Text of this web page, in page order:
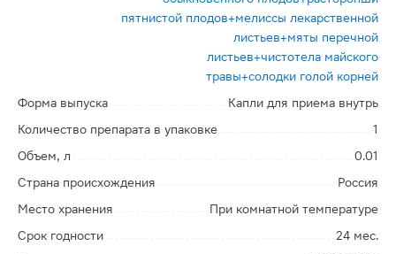
пятнистой плодов+мелиссы лекарственной
листьев+мяты перечной
листьев+чистотела майского
травы+солодки голой корней
Форма выпуска
Капли для приема внутрь
Количество препарата в упаковке
1
Объем, л
0.01
Страна происхождения
Россия
Место хранения
При комнатной температуре
Срок годности
24 мес.